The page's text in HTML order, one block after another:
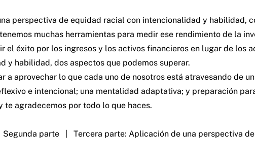
perspectiva de equidad racial con intencionalidad y habilidad,
muchas herramientas para medir ese rendimiento de la
el éxito por los ingresos y los activos financieros en lugar de los
y habilidad, dos aspectos que podemos superar.
aprovechar lo que cada uno de nosotros está atravesando de
e intencional; una mentalidad adaptativa; y preparación
te agradecemos por todo lo que haces.
Segunda parte
Tercera parte: Aplicación de una perspectiva